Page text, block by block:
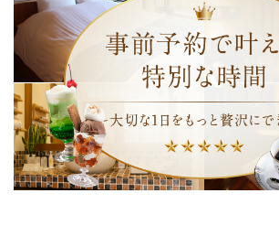
客室・料金一覧
設備・オプション
ウォーターホテルK